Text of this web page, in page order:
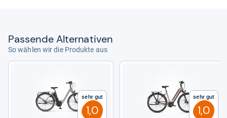
Pas­sende Alter­na­ti­ven
So wählen wir die Produkte aus
Sehr gut
1,0
Sehr gut
1,0